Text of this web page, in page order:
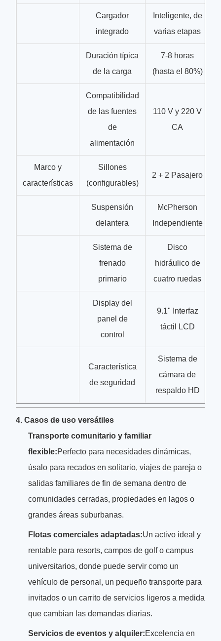
Cargador
integrado
Inteligente, de
varias etapas
Duración típica
de la carga
7-8 horas
(hasta el 80%)
Compatibilidad
de las fuentes
de
alimentación
110 V y 220 V
CA
Marco y
características
Sillones
(configurables)
2 + 2 Pasajero
Suspensión
delantera
McPherson
Independiente
Sistema de
frenado
primario
Disco
hidráulico de
cuatro ruedas
Display del
panel de
control
9.1" Interfaz
táctil LCD
Característica
de seguridad
Sistema de
cámara de
respaldo HD
4. Casos de uso versátiles
Transporte comunitario y familiar
flexible:Perfecto para necesidades dinámicas,
úsalo para recados en solitario, viajes de pareja o
salidas familiares de fin de semana dentro de
comunidades cerradas, propiedades en lagos o
grandes áreas suburbanas.
Flotas comerciales adaptadas:Un activo ideal y
rentable para resorts, campos de golf o campus
universitarios, donde puede servir como un
vehículo de personal, un pequeño transporte para
invitados o un carrito de servicios ligeros a medida
que cambian las demandas diarias.
Servicios de eventos y alquiler:Excelencia en